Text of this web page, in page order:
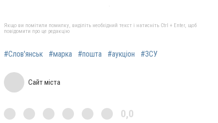
Якщо ви помітили помилку, виділіть необхідний текст і натисніть Ctrl + Enter, щоб
повідомити про це редакцію
#Слов'янськ #марка #пошта #аукціон #ЗСУ
Сайт міста
0,0